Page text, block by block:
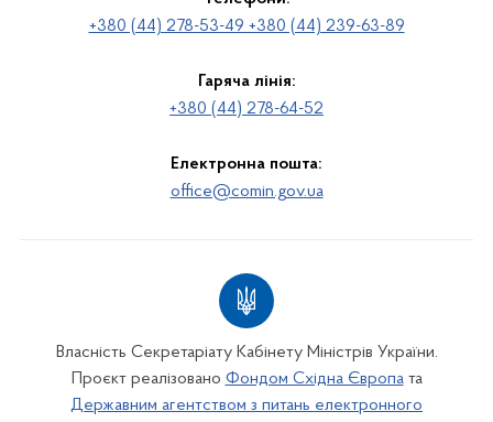
+380 (44) 278-53-49 +380 (44) 239-63-89
Гаряча лінія:
+380 (44) 278-64-52
Електронна пошта:
office@comin.gov.ua
Власність Секретаріату Кабінету Міністрів України.
Проєкт реалізовано Фондом Східна Європата
Державним агентством з питань електронного